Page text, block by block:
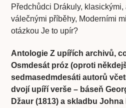
Předchůdci Drákuly, klasickými,
válečnými příběhy, Moderními
otázkou Je to upír?
Antologie Z upířích archivů,
Osmdesát próz (oproti
sedmasedmdesáti autorů
dvojí upíří verše – báseň
Džaur (1813) a skladbu